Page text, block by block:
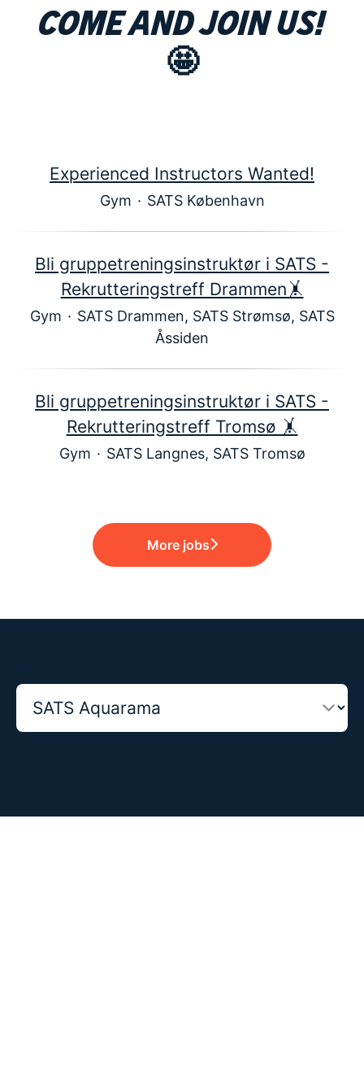
Come and join us!
🤩
Experienced Instructors Wanted!
Gym · SATS København
Bli gruppetreningsinstruktør i SATS -
Rekrutteringstreff Drammen🤸
Gym · SATS Drammen, SATS Strømsø, SATS
Åssiden
Bli gruppetreningsinstruktør i SATS -
Rekrutteringstreff Tromsø 🤸
Gym · SATS Langnes, SATS Tromsø
More jobs